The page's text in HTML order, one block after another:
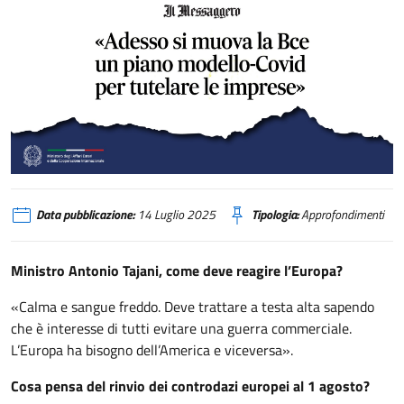
Tajani «Adesso si muova la Bce un piano modello-Covid per tutelare le
Data pubblicazione:14 Luglio 2025 Tipologia:Approfondimenti
Ministro Antonio Tajani, come deve reagire l’Europa?
«Calma e sangue freddo. Deve trattare a testa alta sapendo
che è interesse di tutti evitare una guerra commerciale.
L’Europa ha bisogno dell’America e viceversa».
Cosa pensa del rinvio dei controdazi europei al 1 agosto?